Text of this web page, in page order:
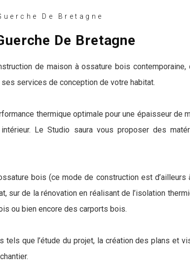
De Bretagne
De Bretagne
de maison à ossature bois
services de conception de votre habitat.
thermique optimale pour une épaisseur de
Le Studio saura vous proposer des
bois (ce mode de construction est
sur de la rénovation en réalisant de l’isolation
ou bien encore des carports bois.
que l’étude du projet, la création des plans et